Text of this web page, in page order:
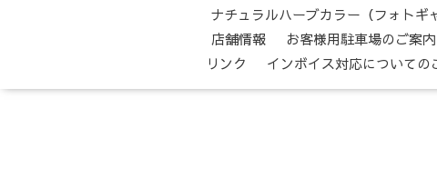
ナチュラルハーブカラー（フォトギ
店舗情報
お客様用駐車場のご案内
リンク
インボイス対応についての